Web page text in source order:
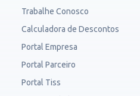
Trabalhe Conosco
Calculadora de Descontos
Portal Empresa
Portal Parceiro
Portal Tiss